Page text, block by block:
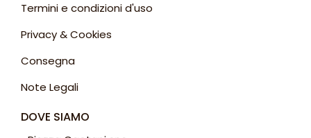
Termini e condizioni d'uso
Privacy & Cookies
Consegna
Note Legali
DOVE SIAMO